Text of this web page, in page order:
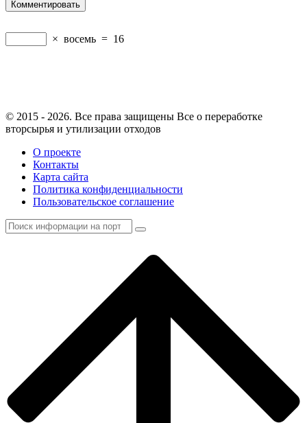
× восемь = 16
© 2015 - 2026. Все права защищены Все о переработке
вторсырья и утилизации отходов
О проекте
Контакты
Карта сайта
Политика конфиденциальности
Пользовательское соглашение